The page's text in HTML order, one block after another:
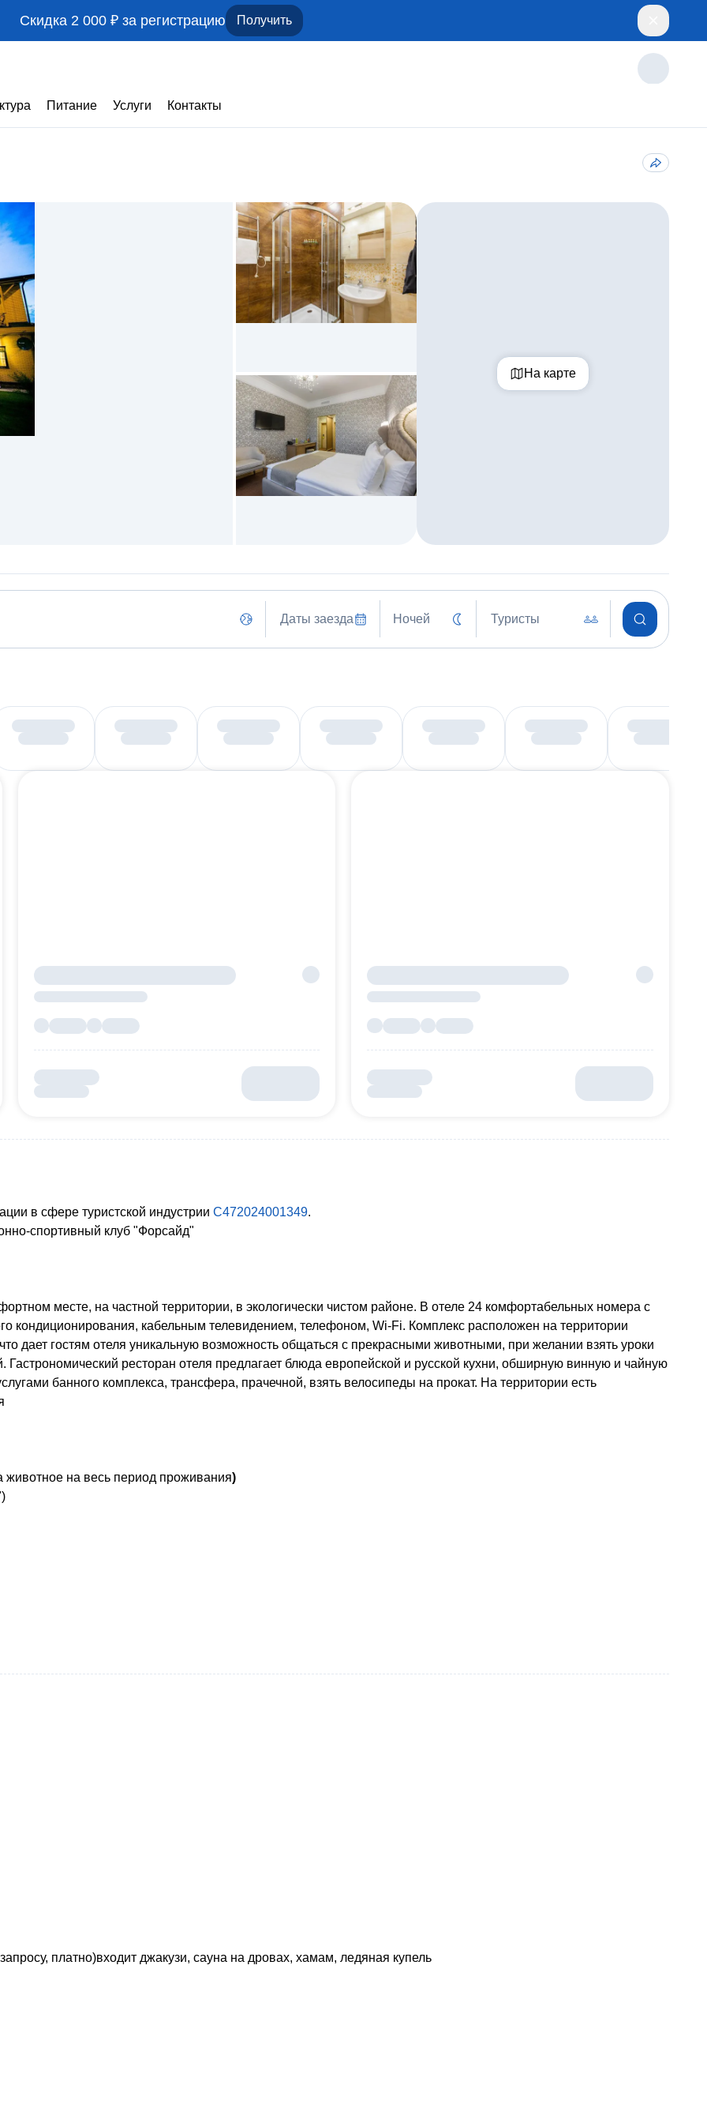
Скидка 2 000 ₽ за регистрацию Получить
Питание Услуги Контакты
На карте
Даты заезда Ночей Туристы
в сфере туристской индустрии С472024001349.
спортивный клуб "Форсайд"
месте, на частной территории, в экологически чистом районе. В отеле 24 комфортабельных номера с
кондиционирования, кабельным телевидением, телефоном, Wi-Fi. Комплекс расположен на территории
дает гостям отеля уникальную возможность общаться с прекрасными животными, при желании взять уроки
Гастрономический ресторан отеля предлагает блюда европейской и русской кухни, обширную винную и чайную
банного комплекса, трансфера, прачечной, взять велосипеды на прокат. На территории есть
животное на весь период проживания)
платно)входит джакузи, сауна на дровах, хамам, ледяная купель